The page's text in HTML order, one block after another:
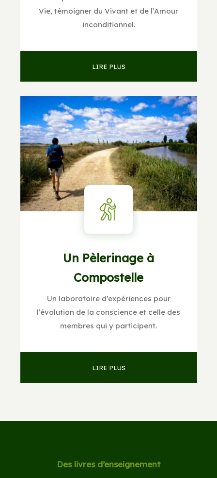
Vie, témoigner du Vivant et de l’Amour
inconditionnel.
LIRE PLUS
Un Pèlerinage à
Compostelle
Un laboratoire d’expériences pour
l’évolution de la conscience et celle des
membres qui y participent.
LIRE PLUS
Des livres d’enseignement